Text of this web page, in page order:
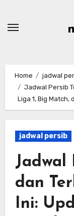
Home
jadwal
Jadwal Persib
Liga 1, Big Match,
jadwal persib
Jadwal
dan
Ini: